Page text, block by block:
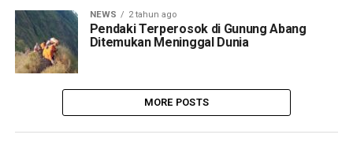
NEWS 2 tahun ago
Pendaki Terperosok di Gunung Abang
Ditemukan Meninggal Dunia
MORE POSTS